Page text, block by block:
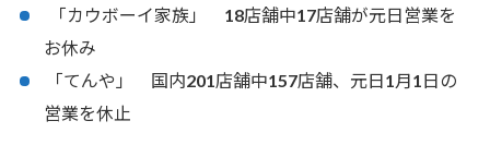
「カウボーイ家族」 18店舗中17店舗が元日営業を
お休み
「てんや」 国内201店舗中157店舗、元日1月1日の
営業を休止